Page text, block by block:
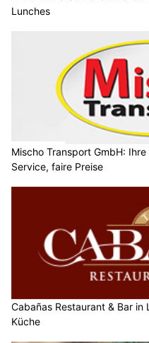
Lunches
Mischo Transport GmbH:
Service, faire Preise
Cabañas Restaurant & Bar
Küche